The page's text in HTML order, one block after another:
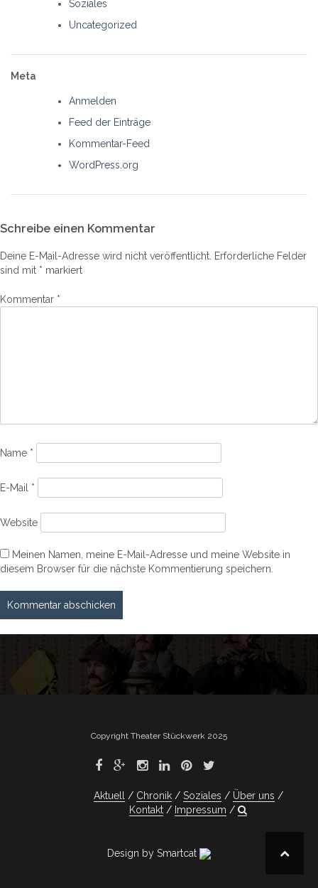
Soziales
Uncategorized
Meta
Anmelden
Feed der Einträge
Kommentar-Feed
WordPress.org
Schreibe einen Kommentar
Deine E-Mail-Adresse wird nicht veröffentlicht. Erforderliche Felder
sind mit * markiert
Kommentar *
Name *
E-Mail *
Website
Meinen Namen, meine E-Mail-Adresse und meine Website in
diesem Browser für die nächste Kommentierung speichern.
Copyright Theater Stückwerk 2025
Aktuell Chronik Soziales
Über uns
Kontakt
Impressum
Design by Smartcat